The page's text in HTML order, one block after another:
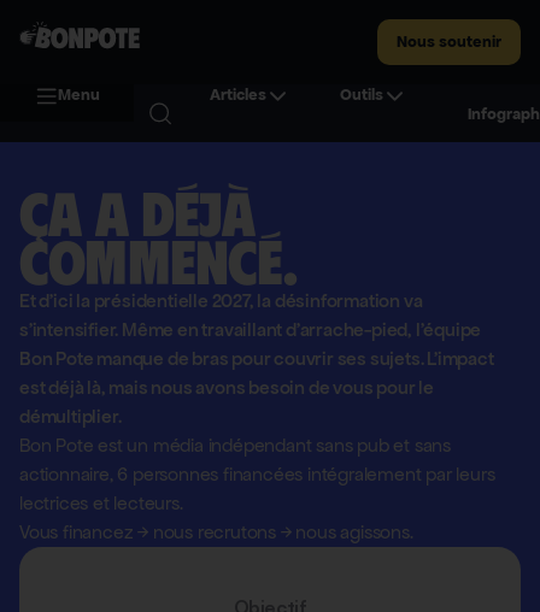
Nous soutenir
Menu Articles
Outils
Ça a déjà
commencé.
Et d'ici la présidentielle 2027, la désinformation va
s'intensifier. Même en travaillant d'arrache-pied, l'équipe
Bon Pote manque de bras pour couvrir ses sujets. L'impact
est déjà là, mais nous avons besoin de vous pour le
démultiplier.
Bon Pote est un média indépendant sans pub et sans
actionnaire, 6 personnes financées intégralement par leurs
lectrices et lecteurs.
Vous financez→ nous recrutons →nous agissons.